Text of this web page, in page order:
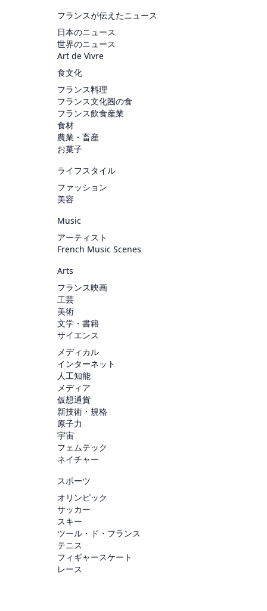
フランスが伝えたニュース
日本のニュース
世界のニュース
Art de Vivre
食文化
フランス料理
フランス文化圏の食
フランス飲食産業
食材
農業・畜産
お菓子
ライフスタイル
ファッション
美容
Music
アーティスト
French Music Scenes
Arts
フランス映画
工芸
美術
文学・書籍
サイエンス
メディカル
インターネット
人工知能
メディア
仮想通貨
新技術・規格
原子力
宇宙
フェムテック
ネイチャー
スポーツ
オリンピック
サッカー
スキー
ツール・ド・フランス
テニス
フィギャースケート
レース